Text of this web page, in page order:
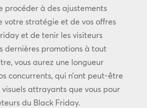
procéder à des ajustements
votre stratégie et de vos offres
et de tenir les visiteurs
dernières promotions à tout
vous aurez une longueur
concurrents, qui n’ont peut-être
visuels attrayants que vous pour
du Black Friday.